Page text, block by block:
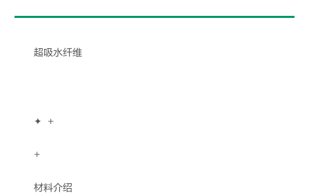
超吸水纤维
✦ +
+
材料介绍